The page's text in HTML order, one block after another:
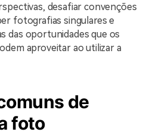
desafiar convenções
fotografias singulares e
das oportunidades que os
aproveitar ao utilizar a
de
foto